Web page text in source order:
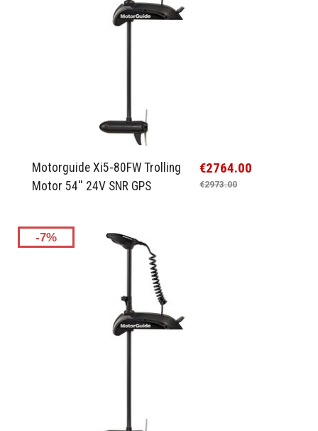
Motorguide Xi5-80FW Trolling
Motor 54'' 24V SNR GPS
€2764.00
€2973.00
-7%